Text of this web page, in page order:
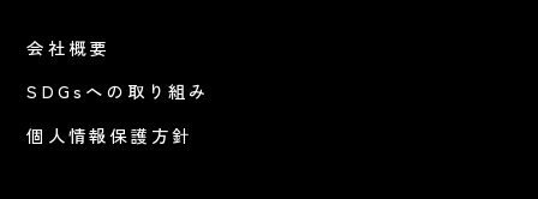
会社概要
SDGsへの取り組み
個人情報保護方針